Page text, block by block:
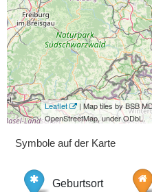
Leaflet
| Map tiles by BSB
OpenStreetMap, under ODbL.
Symbole auf der Karte
Geburtsort